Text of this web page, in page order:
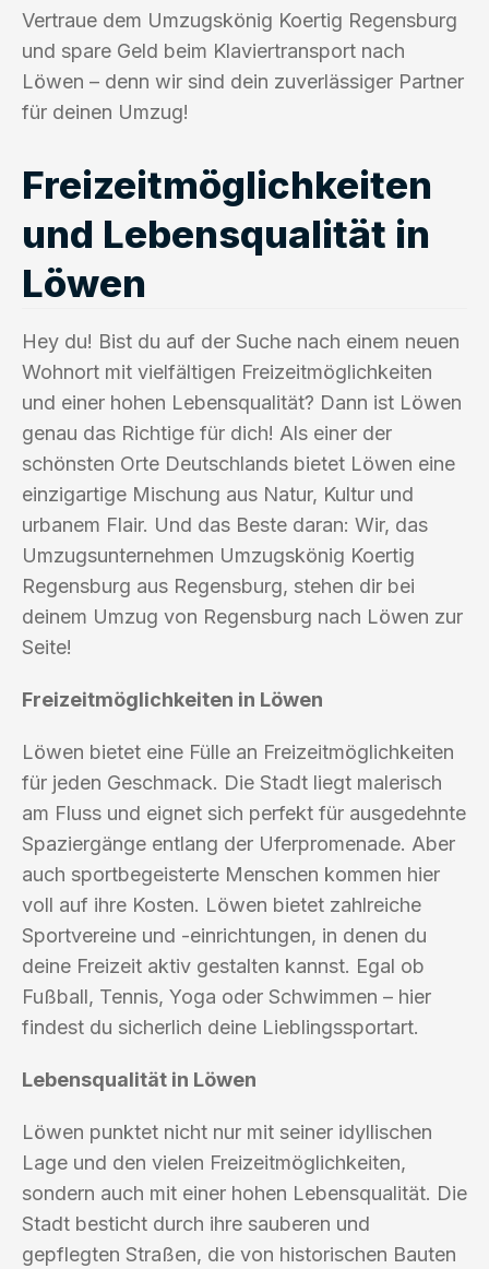
Vertraue dem Umzugskönig Koertig Regensburg
und spare Geld beim Klaviertransport nach
Löwen – denn wir sind dein zuverlässiger Partner
für deinen Umzug!
Freizeitmöglichkeiten
und Lebensqualität in
Löwen
Hey du! Bist du auf der Suche nach einem neuen
Wohnort mit vielfältigen Freizeitmöglichkeiten
und einer hohen Lebensqualität? Dann ist Löwen
genau das Richtige für dich! Als einer der
schönsten Orte Deutschlands bietet Löwen eine
einzigartige Mischung aus Natur, Kultur und
urbanem Flair. Und das Beste daran: Wir, das
Umzugsunternehmen Umzugskönig Koertig
Regensburg aus Regensburg, stehen dir bei
deinem Umzug von Regensburg nach Löwen zur
Seite!
Freizeitmöglichkeiten in Löwen
Löwen bietet eine Fülle an Freizeitmöglichkeiten
für jeden Geschmack. Die Stadt liegt malerisch
am Fluss und eignet sich perfekt für ausgedehnte
Spaziergänge entlang der Uferpromenade. Aber
auch sportbegeisterte Menschen kommen hier
voll auf ihre Kosten. Löwen bietet zahlreiche
Sportvereine und -einrichtungen, in denen du
deine Freizeit aktiv gestalten kannst. Egal ob
Fußball, Tennis, Yoga oder Schwimmen – hier
findest du sicherlich deine Lieblingssportart.
Lebensqualität in Löwen
Löwen punktet nicht nur mit seiner idyllischen
Lage und den vielen Freizeitmöglichkeiten,
sondern auch mit einer hohen Lebensqualität. Die
Stadt besticht durch ihre sauberen und
gepflegten Straßen, die von historischen Bauten